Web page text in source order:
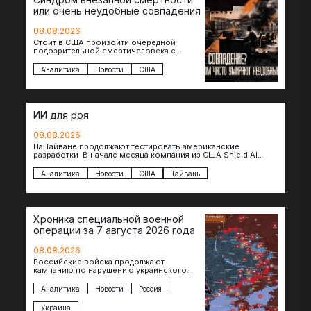
или очень неудобные совпадения
08.08.2026
Стоит в США произойти очередной
подозрительной смертичеловека с
как официальные версии снова
оказываются удивительно похожими:
Аналитика Новости США
ИИ для роя
08.08.2026
На Тайване продолжают тестировать американские
разработки В начале месяца компания из США Shield AI
Аналитика Новости США Тайвань
Хроника специальной военной
операции за 7 августа 2026 года
08.08.2026
Российские войска продолжают
кампанию по нарушению украинского
сегодня атакованы еще по меньшей мере
два…
Аналитика Новости Россия
Украина